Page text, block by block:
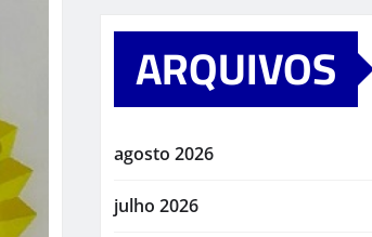
ARQUIVOS
agosto 2026
julho 2026